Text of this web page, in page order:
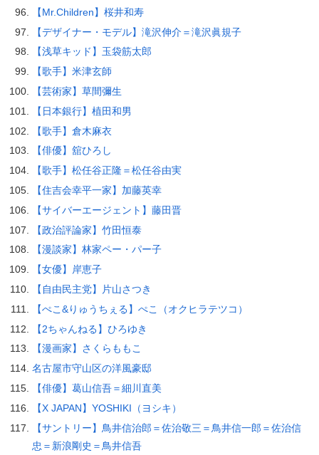
【Mr.Children】桜井和寿
【デザイナー・モデル】滝沢伸介＝滝沢眞規子
【浅草キッド】玉袋筋太郎
【歌手】米津玄師
【芸術家】草間彌生
【日本銀行】植田和男
【歌手】倉木麻衣
【俳優】舘ひろし
【歌手】松任谷正隆＝松任谷由実
【住吉会幸平一家】加藤英幸
【サイバーエージェント】藤田晋
【政治評論家】竹田恒泰
【漫談家】林家ペー・パー子
【女優】岸恵子
【自由民主党】片山さつき
【ぺこ&りゅうちぇる】ぺこ（オクヒラテツコ）
【2ちゃんねる】ひろゆき
【漫画家】さくらももこ
名古屋市守山区の洋風豪邸
【俳優】葛山信吾＝細川直美
【X JAPAN】YOSHIKI（ヨシキ）
【サントリー】鳥井信治郎＝佐治敬三＝鳥井信一郎＝佐治信
忠＝新浪剛史＝鳥井信吾